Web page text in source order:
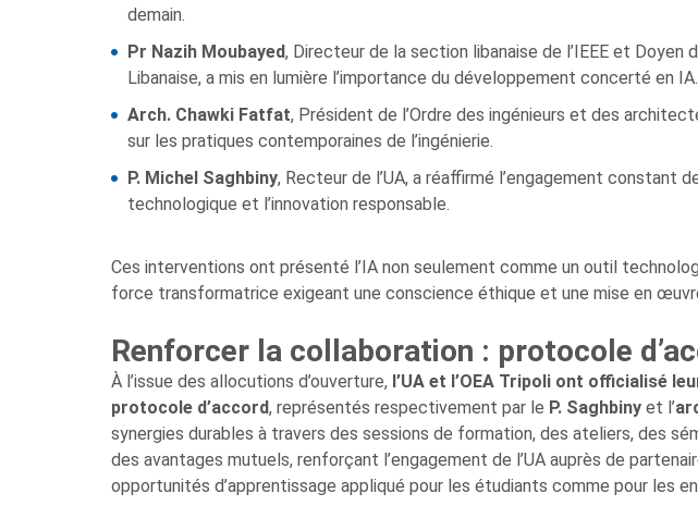
demain.
Pr Nazih Moubayed, Directeur de la section libanaise de l’IEEE et Doyen
Libanaise, a mis en lumière l’importance du développement concerté en IA.
Arch. Chawki Fatfat, Président de l’Ordre des ingénieurs et des
sur les pratiques contemporaines de l’ingénierie.
P. Michel Saghbiny, Recteur de l’UA, a réaffirmé l’engagement constant
technologique et l’innovation responsable.
Ces interventions ont présenté l’IA non seulement comme un outil
force transformatrice exigeant une conscience éthique et une mise en
Renforcer la collaboration : protocole
À l’issue des allocutions d’ouverture, l’UA et l’OEA Tripoli ont officialisé
protocole d’accord, représentés respectivement par le P. Saghbiny et l’
synergies durables à travers des sessions de formation, des ateliers, des
des avantages mutuels, renforçant l’engagement de l’UA auprès de
opportunités d’apprentissage appliqué pour les étudiants comme pour les